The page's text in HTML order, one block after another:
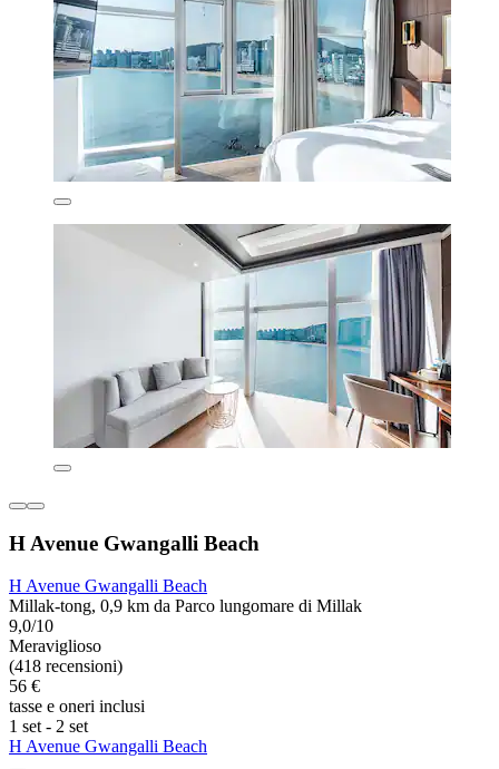
H Avenue Gwangalli Beach
H Avenue Gwangalli Beach
Millak-tong, 0,9 km da Parco lungomare di Millak
9,0/10
Meraviglioso
(418 recensioni)
56 €
tasse e oneri inclusi
1 set - 2 set
H Avenue Gwangalli Beach